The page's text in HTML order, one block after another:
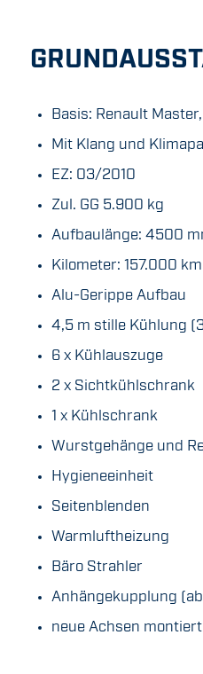
Basis: Renault Master,
Mit Klang und
EZ: 03/2010
Zul. GG 5.900 kg
Aufbaulänge: 4500
Kilometer: 157.000 km
Alu-Gerippe Aufbau
4,5 m stille Kühlung
6 x Kühlauszuge
2 x Sichtkühlschrank
1 x Kühlschrank
Wurstgehänge und
Hygieneeinheit
Seitenblenden
Warmluftheizung
Bäro Strahler
Anhängekupplung
neue Achsen montiert